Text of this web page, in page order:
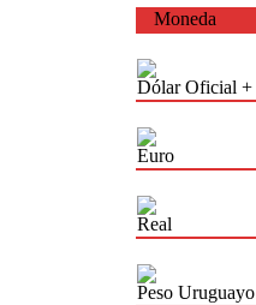
Moneda
Dólar Oficial +
Euro
Real
Peso Uruguayo